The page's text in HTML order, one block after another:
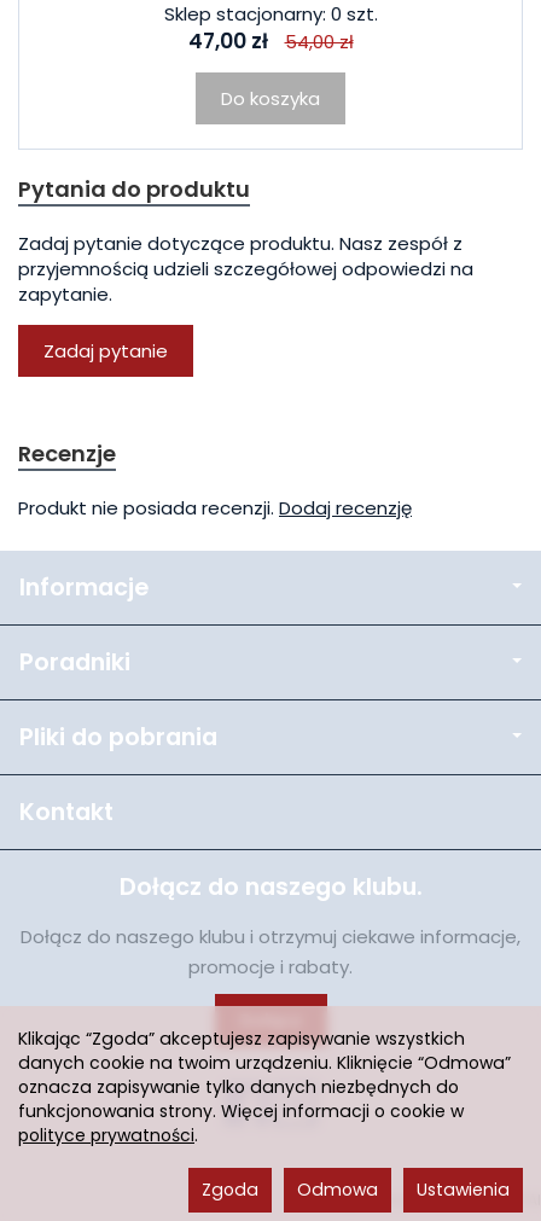
Sklep stacjonarny: 0 szt.
47,00 zł 54,00 zł
Do koszyka
Pytania do produktu
Zadaj pytanie dotyczące produktu. Nasz zespół z
przyjemnością udzieli szczegółowej odpowiedzi na
zapytanie.
Zadaj pytanie
Recenzje
Produkt nie posiada recenzji. Dodaj recenzję
Informacje
Poradniki
Pliki do pobrania
Kontakt
Dołącz do naszego klubu.
Dołącz do naszego klubu i otrzymuj ciekawe informacje,
promocje i rabaty.
Sklep internetowy SOTESHOP AI
Klikając “Zgoda” akceptujesz zapisywanie wszystkich
danych cookie na twoim urządzeniu. Kliknięcie “Odmowa”
oznacza zapisywanie tylko danych niezbędnych do
funkcjonowania strony. Więcej informacji o cookie w
polityce prywatności.
Ustawienia
Odmowa
Zgoda